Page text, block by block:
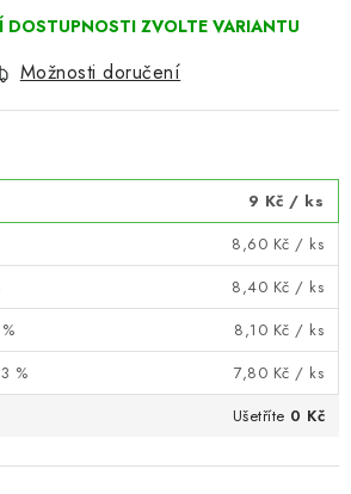
Možnosti doručení
9 Kč / ks
8,60 Kč / ks
8,40 Kč / ks
8,10 Kč / ks
%
7,80 Kč / ks
Ušetříte 0 Kč